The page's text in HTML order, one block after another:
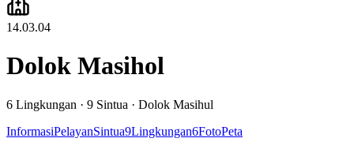
14.03.04
Dolok Masihol
6 Lingkungan · 9 Sintua · Dolok Masihul
InformasiPelayanSintua9Lingkungan6FotoPeta